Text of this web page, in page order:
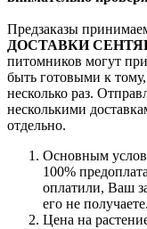
Предзаказы
ДОСТАВКИ
питомников могут
быть готовыми к тому,
несколько раз.
несколькими
отдельно.
Основным
100%
оплатили, Ваш
его не получаете.
Цена на